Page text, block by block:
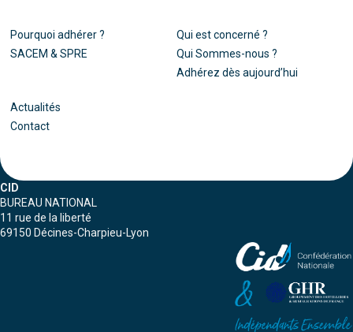
Pourquoi adhérer ?
SACEM & SPRE
Qui est concerné ?
Qui Sommes-nous ?
Adhérez dès aujourd’hui
Actualités
Contact
CID
BUREAU NATIONAL
11 rue de la liberté
69150 Décines-Charpieu-Lyon